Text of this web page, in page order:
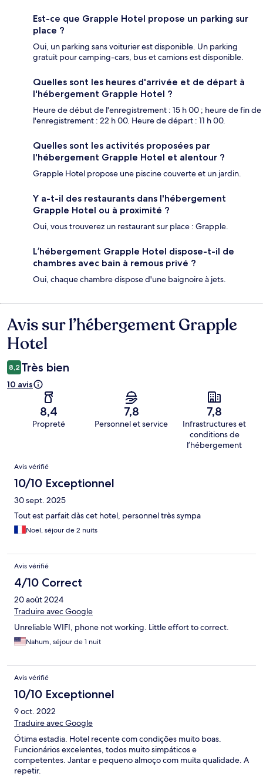
Est-ce que Grapple Hotel propose un parking sur
place ?
Oui, un parking sans voiturier est disponible. Un parking
gratuit pour camping-cars, bus et camions est disponible.
Quelles sont les heures d'arrivée et de départ à
l'hébergement Grapple Hotel ?
Heure de début de l'enregistrement : 15 h 00 ; heure de fin de
l'enregistrement : 22 h 00. Heure de départ : 11 h 00.
Quelles sont les activités proposées par
l'hébergement Grapple Hotel et alentour ?
Grapple Hotel propose une piscine couverte et un jardin.
Y a-t-il des restaurants dans l'hébergement
Grapple Hotel ou à proximité ?
Oui, vous trouverez un restaurant sur place : Grapple.
L’hébergement Grapple Hotel dispose-t-il de
chambres avec bain à remous privé ?
Oui, chaque chambre dispose d'une baignoire à jets.
Avis
Avis sur l’hébergement Grapple
Hotel
8,2 Très bien
10 avis
8,4
Propreté
7,8
Personnel et service
7,8
Infrastructures et
conditions de
l’hébergement
Avis
Avis vérifié
10/10 Exceptionnel
30 sept. 2025
Tout est parfait dàs cet hotel, personnel très sympa
Noel, séjour de 2 nuits
Avis vérifié
4/10 Correct
20 août 2024
Traduire avec Google
Unreliable WIFI, phone not working. Little effort to correct.
Nahum, séjour de 1 nuit
Avis vérifié
10/10 Exceptionnel
9 oct. 2022
Traduire avec Google
Ótima estadia. Hotel recente com condições muito boas.
Funcionários excelentes, todos muito simpáticos e
competentes. Jantar e pequeno almoço com muita qualidade. A
repetir.